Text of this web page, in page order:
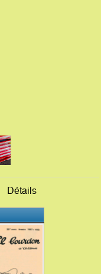
Détails